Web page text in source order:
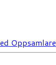
Oppsamlare